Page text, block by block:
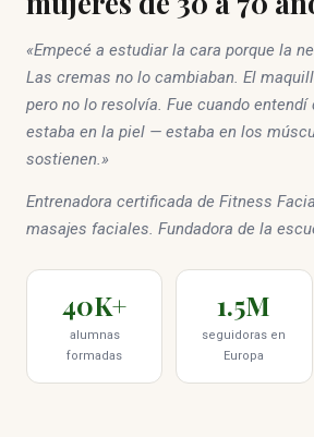
«Empecé a estudiar la cara porque la
Las cremas no lo cambiaban. El
pero no lo resolvía. Fue cuando entendí
estaba en la piel — estaba en los
sostienen.»
Entrenadora certificada de Fitness
masajes faciales. Fundadora de la
40K+
alumnas
formadas
1.5M
seguidoras en
Europa